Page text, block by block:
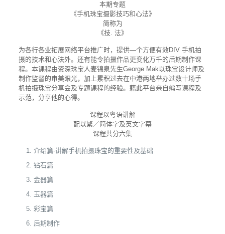
本期专题
《手机珠宝摄影技巧和心法》
简称为
《技. 法》
为各行各业拓展网络平台推广时，提供—个方便有效DIV 手机拍
摄的技术和心法外。还有能令拍摄作品更变化万千的后期制作课
程。本课程由资深珠宝人麦锦泉先生George Mak以珠宝设计师及
制作监督的审美眼光，加上累积过去在中港两地举办过数十场手
机拍摄珠宝分享会及专题课程的经验。藉此平台亲自编写课程及
示范，分享他的心得。
课程以粤语讲解
配以繁／简体字及英文字幕
课程共分六集
介绍篇-讲解手机拍摄珠宝的重要性及基础
钻石篇
金器篇
玉器篇
彩宝篇
后期制作